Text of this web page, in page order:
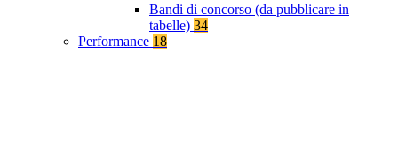
Bandi di concorso (da pubblicare in
tabelle) 34
Performance 18